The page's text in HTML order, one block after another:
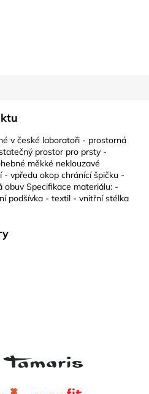
v české laboratoři - prostorná
prostor pro prsty -
měkké neklouzavé
- vpředu okop chránící špičku -
obuv Specifikace materiálu: -
podšívka - textil - vnitřní stélka